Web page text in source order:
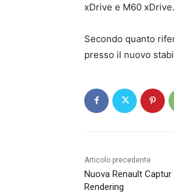
xDrive e M60 xDrive.
Secondo quanto
presso il nuovo
Articolo precedente
Nuova Renault
Rendering